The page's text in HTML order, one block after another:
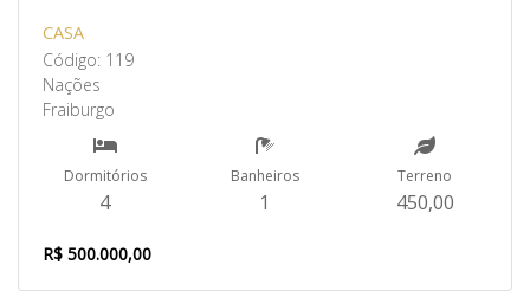
CASA
Código: 119
Nações
Fraiburgo
Dormitórios
4
Banheiros
1
Terreno
450,00
R$ 500.000,00